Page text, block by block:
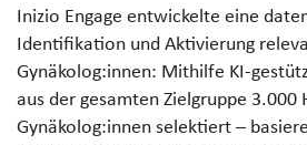
Inizio Engage entwickelte eine
Identifikation und Aktivierung
Gynäkolog:innen: Mithilfe KI-
aus der gesamten Zielgruppe 3.000
Gynäkolog:innen selektiert –